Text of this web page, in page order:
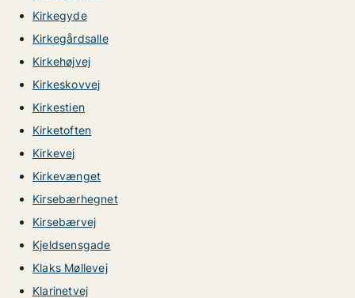
Kirkegyde
Kirkegårdsalle
Kirkehøjvej
Kirkeskovvej
Kirkestien
Kirketoften
Kirkevej
Kirkevænget
Kirsebærhegnet
Kirsebærvej
Kjeldsensgade
Klaks Møllevej
Klarinetvej